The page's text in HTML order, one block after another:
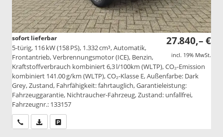
27.840,– €
incl. 19% MwSt.
sofort lieferbar
5-türig, 116 kW (158 PS), 1.332 cm³, Automatik,
Frontantrieb, Verbrennungsmotor (ICE), Benzin,
Kraftstoffverbrauch kombiniert 6,3 l/100km (WLTP), CO₂-Emission
kombiniert 141.00 g/km (WLTP), CO₂-Klasse E, Außenfarbe: Dark
Grey, Zustand, Fahrfähigkeit: fahrtauglich, Garantieleistung:
Fahrzeuggarantie, Nichtraucher-Fahrzeug, Zustand: unfallfrei,
Fahrzeugnr.: 133157
Wir rufen Sie anPDF-Datei, Fahrzeugexposé drucken